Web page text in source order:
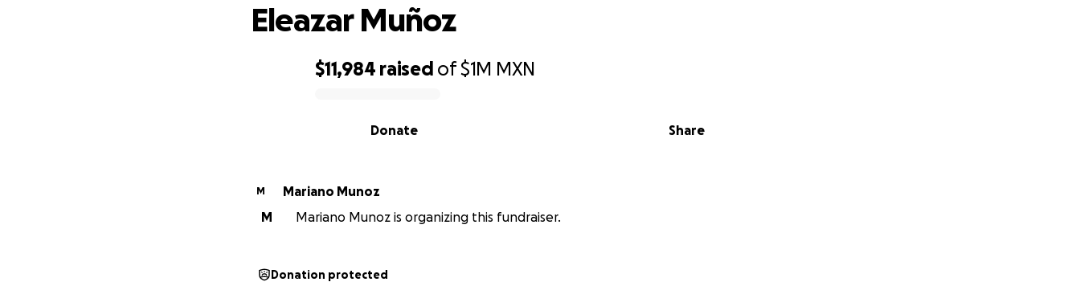
$11,984 raised of$1M MXN
Share
Donate
Eleazar Muñoz
M
Mariano Munoz
M
Mariano Munoz is organizing this fundraiser.
Donation protected